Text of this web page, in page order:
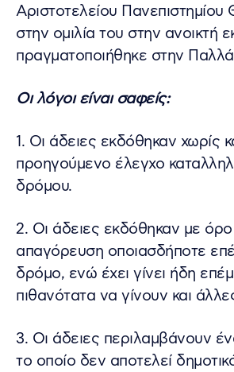
Αριστοτελείου
στην ομιλία του στην ανοικτή
πραγματοποιήθηκε στην
Οι λόγοι είναι σαφείς:
1. Οι άδειες εκδόθηκαν χωρίς
προηγούμενο έλεγχο
δρόμου.
2. Οι άδειες εκδόθηκαν με
απαγόρευση οποιασδήποτε
δρόμο, ενώ έχει γίνει ήδη
πιθανότατα να γίνουν και
3. Οι άδειες περιλαμβάνουν
το οποίο δεν αποτελεί